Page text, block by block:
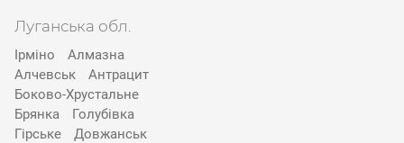
Луганська обл.
Ірміно
Алмазна
Алчевськ
Антрацит
Боково-Хрустальне
Брянка
Голубівка
Гірське
Довжанськ